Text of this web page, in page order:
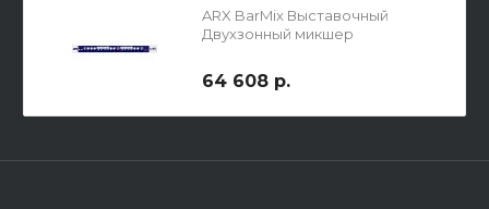
ARX BarMix Выставочный
Двухзонный микшер
64 608 р.